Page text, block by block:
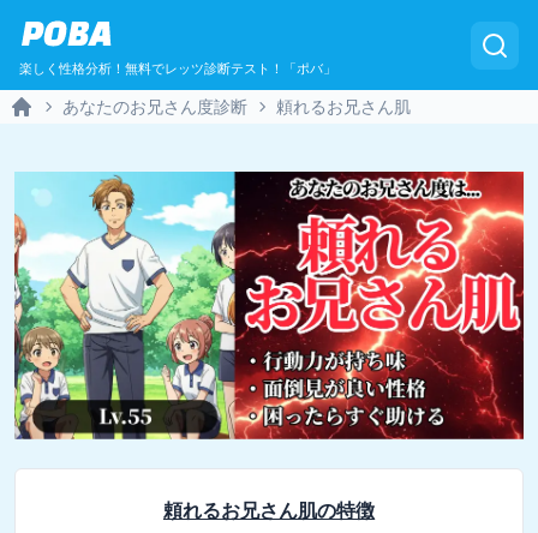
POBA
楽しく性格分析！無料でレッツ診断テスト！「ポバ」
あなたのお兄さん度診断 頼れるお兄さん肌
頼れるお兄さん肌の特徴